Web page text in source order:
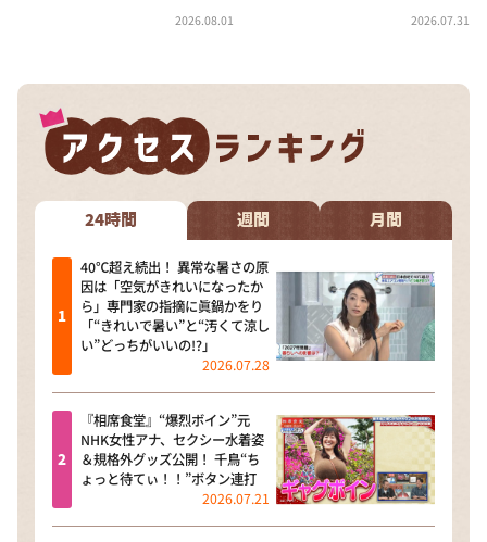
2026.08.01 2026.07.31
24時間 週間 月間
40℃超え続出！ 異常な暑さの原
因は「空気がきれいになったか
ら」専門家の指摘に眞鍋かをり
「“きれいで暑い”と“汚くて涼し
い”どっちがいいの!?」
2026.07.28
『相席食堂』“爆烈ボイン”元
NHK女性アナ、セクシー水着姿
＆規格外グッズ公開！ 千鳥“ち
ょっと待てぃ！！”ボタン連打
2026.07.21